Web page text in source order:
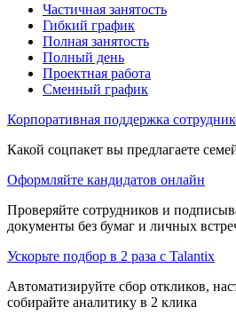
Частичная занятость
Гибкий график
Полная занятость
Полный день
Проектная работа
Сменный график
Корпоративная поддержка
Какой соцпакет вы предлагаете
Оформляйте кандидатов онлайн
Проверяйте сотрудников и
документы без бумаг и личных
Ускорьте подбор в 2 раза с Talantix
Автоматизируйте сбор откликов,
собирайте аналитику в 2 клика